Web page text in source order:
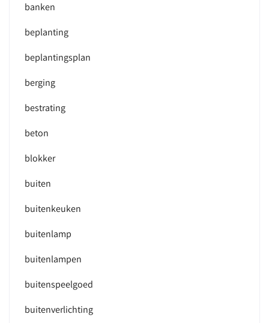
banken
beplanting
beplantingsplan
berging
bestrating
beton
blokker
buiten
buitenkeuken
buitenlamp
buitenlampen
buitenspeelgoed
buitenverlichting